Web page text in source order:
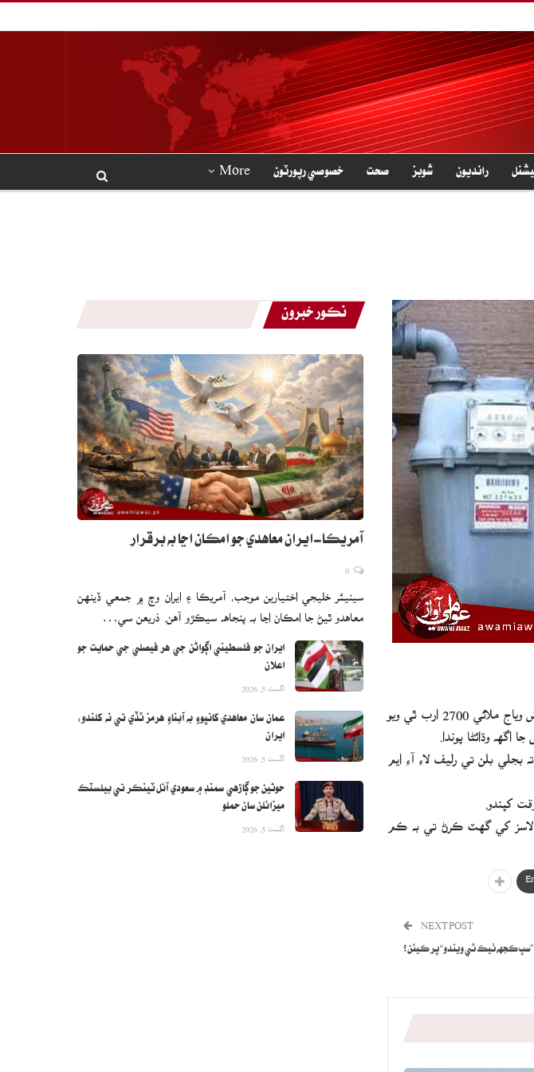
رانديون شوبز صحت خصوصي رپورٽون More
اسلام آباد (ويب ڊيسڪ) توانائي واري نگران وزير محمد علي چيو آهي ته گئس سيڪٽر جو گردشي قرض وياج ملائي 2700 ارب ٿي ويو
بجلي بلن تي رليف لاءِ آءِ ايم
کپندو.
ڪئي ويندي، لائن لاسز کي گهٽ ڪرڻ تي به ڪم
NEXT POST
”سڀ ڪجهه ٺيڪ ٿي ويندو“ پر ڪيئن؟
نڪور خبرون
آمريڪا-ايران معاهدي جو امڪان اڃا به برقرار
سينيئر خليجي اختيارين موجب، آمريڪا ۽ ايران وچ ۾ جمعي ڏينهن
معاهدو ٿيڻ جا امڪان اڃا به پنجاهه سيڪڙو آهن. ذريعن سي…
ايران جو فلسطيني اڳواڻن جي هر فيصلي جي حمايت جو
اعلان
اگست 5, 2026
عمان سان معاهدي کانپوءِ به آبناءِ هرمز ٿڏي تي نه کلندو:
ايران
اگست 5, 2026
حوثين جو ڳاڙهي سمنڊ ۾ سعودي آئل ٽينڪر تي بيلسٽڪ
ميزائلن سان حملو
اگست 5, 2026